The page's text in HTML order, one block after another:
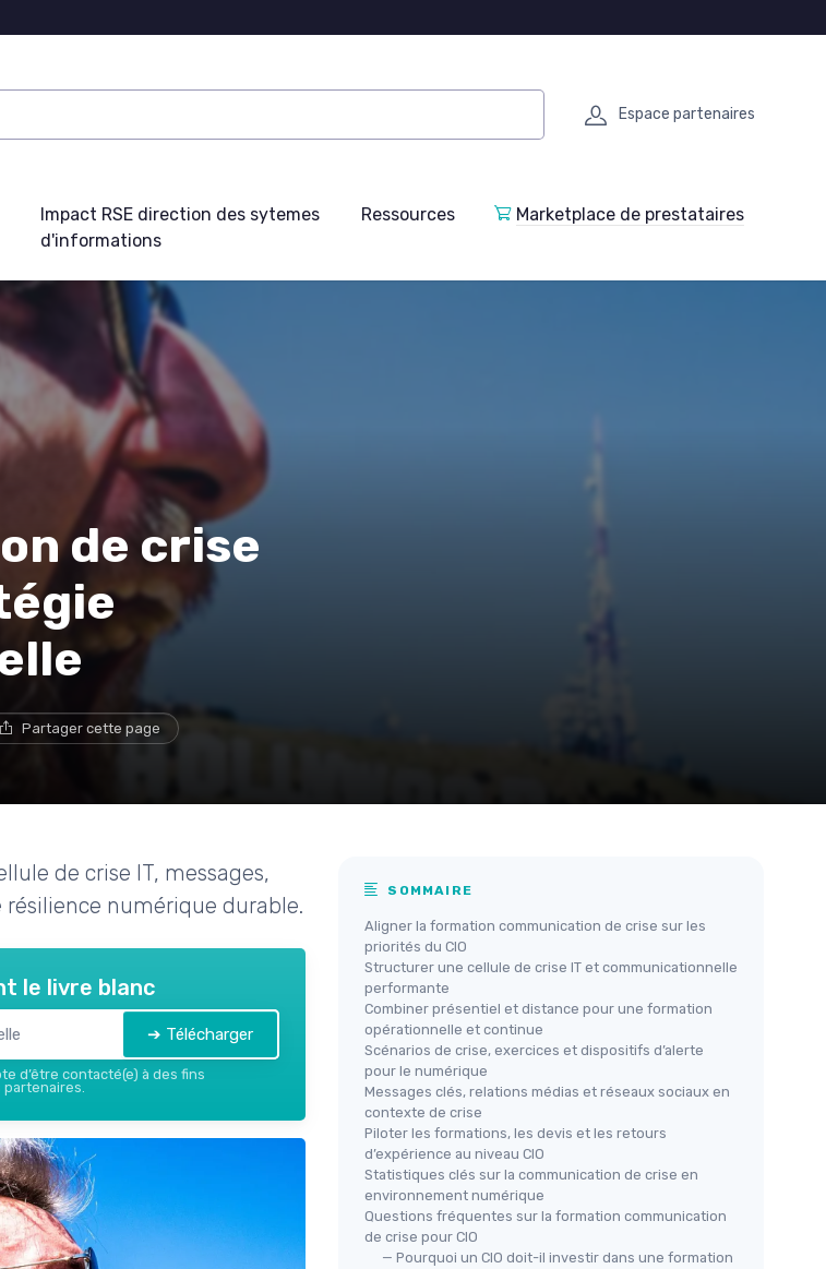
Espace partenaires
Impact RSE direction des sytemes
d'informations
Ressources Marketplace de prestataires
de crise
Partager cette page
de crise IT, messages,
numérique durable.
le livre blanc
➔ Télécharger
d’être contacté(e) à des fins
partenaires.
SOMMAIRE
Aligner la formation communication de crise sur les
priorités du CIO
Structurer une cellule de crise IT et communicationnelle
performante
Combiner présentiel et distance pour une formation
opérationnelle et continue
Scénarios de crise, exercices et dispositifs d’alerte
pour le numérique
Messages clés, relations médias et réseaux sociaux en
contexte de crise
Piloter les formations, les devis et les retours
d’expérience au niveau CIO
Statistiques clés sur la communication de crise en
environnement numérique
Questions fréquentes sur la formation communication
de crise pour CIO
— Pourquoi un CIO doit-il investir dans une formation